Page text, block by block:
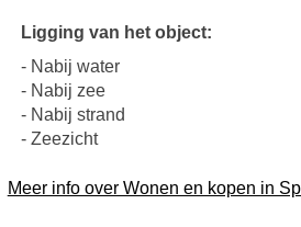
Ligging van het object:
- Nabij water
- Nabij zee
- Nabij strand
- Zeezicht
Meer info over Wonen en kopen in